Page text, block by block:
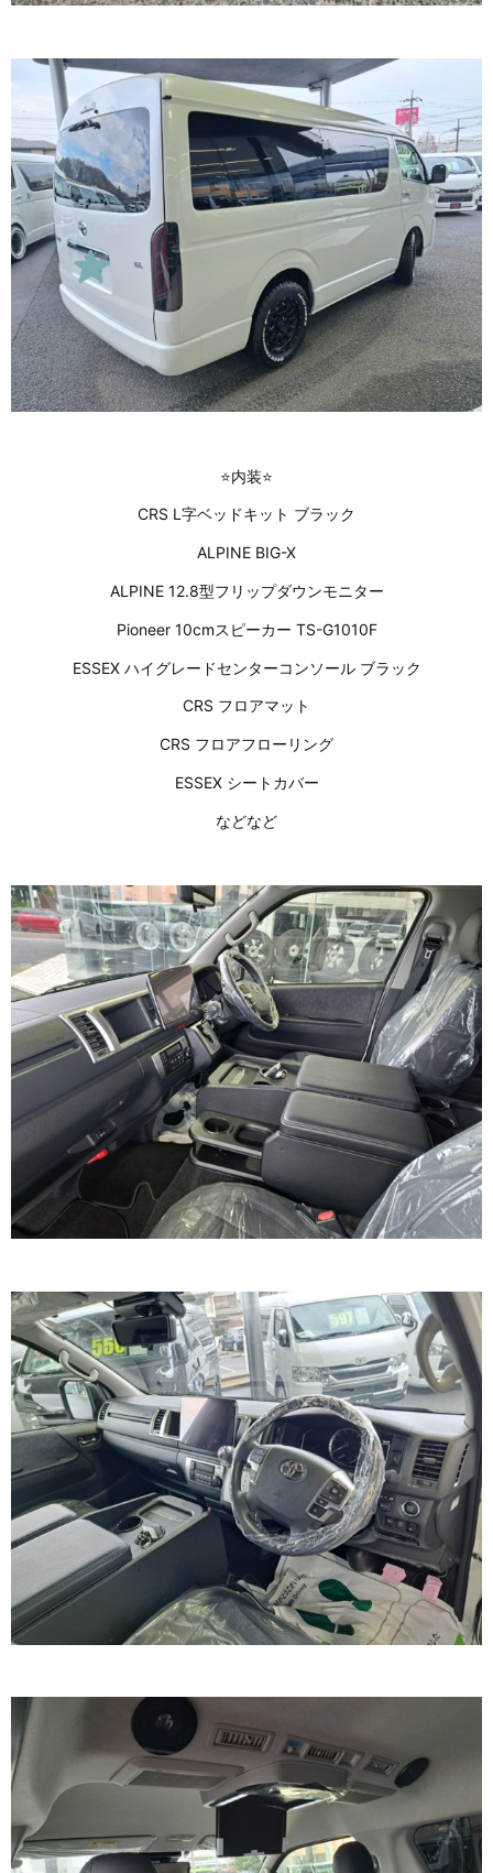
⭐内装⭐
CRS L字ベッドキット ブラック
ALPINE BIG-X
ALPINE 12.8型フリップダウンモニター
Pioneer 10cmスピーカー TS-G1010F
ESSEX ハイグレードセンターコンソール ブラック
CRS フロアマット
CRS フロアフローリング
ESSEX シートカバー
などなど